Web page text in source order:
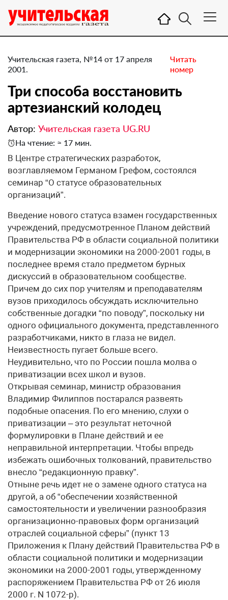
Учительская газета, №14 от 17 апреля
2001.
Читать
номер
Три способа восстановить
артезианский колодец
Автор: Учительская газета UG.RU
На чтение: ≈ 17 мин.
В Центре стратегических разработок,
возглавляемом Германом Грефом, состоялся
семинар “О статусе образовательных
организаций”.
Введение нового статуса взамен государственных
учреждений, предусмотренное Планом действий
Правительства РФ в области социальной политики
и модернизации экономики на 2000-2001 годы, в
последнее время стало предметом бурных
дискуссий в образовательном сообществе.
Причем до сих пор учителям и преподавателям
вузов приходилось обсуждать исключительно
собственные догадки “по поводу”, поскольку ни
одного официального документа, представленного
разработчиками, никто в глаза не видел.
Неизвестность пугает больше всего.
Неудивительно, что по России пошла молва о
приватизации всех школ и вузов.
Открывая семинар, министр образования
Владимир Филиппов постарался развеять
подобные опасения. По его мнению, слухи о
приватизации – это результат неточной
формулировки в Плане действий и ее
неправильной интерпретации. Чтобы впредь
избежать ошибочных толкований, правительство
внесло “редакционную правку”.
Отныне речь идет не о замене одного статуса на
другой, а об “обеспечении хозяйственной
самостоятельности и увеличении разнообразия
организационно-правовых форм организаций
отраслей социальной сферы” (пункт 13
Приложения к Плану действий Правительства РФ в
области социальной политики и модернизации
экономики на 2000-2001 годы, утвержденному
распоряжением Правительства РФ от 26 июля
2000 г. N 1072-р).